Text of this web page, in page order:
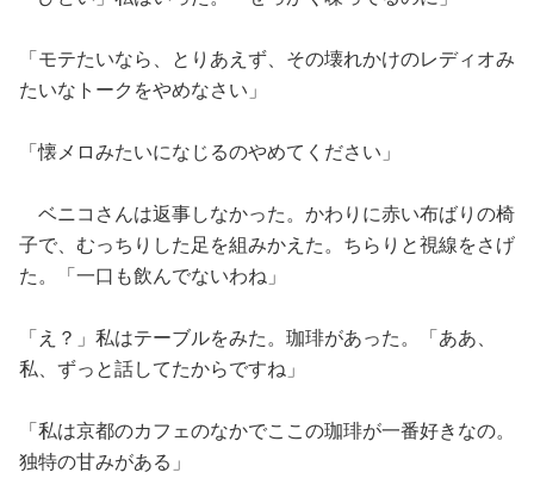
「モテたいなら、とりあえず、その壊れかけのレディオみ
たいなトークをやめなさい」
「懐メロみたいになじるのやめてください」
ベニコさんは返事しなかった。かわりに赤い布ばりの椅
子で、むっちりした足を組みかえた。ちらりと視線をさげ
た。「一口も飲んでないわね」
「え？」私はテーブルをみた。珈琲があった。「ああ、
私、ずっと話してたからですね」
「私は京都のカフェのなかでここの珈琲が一番好きなの。
独特の甘みがある」